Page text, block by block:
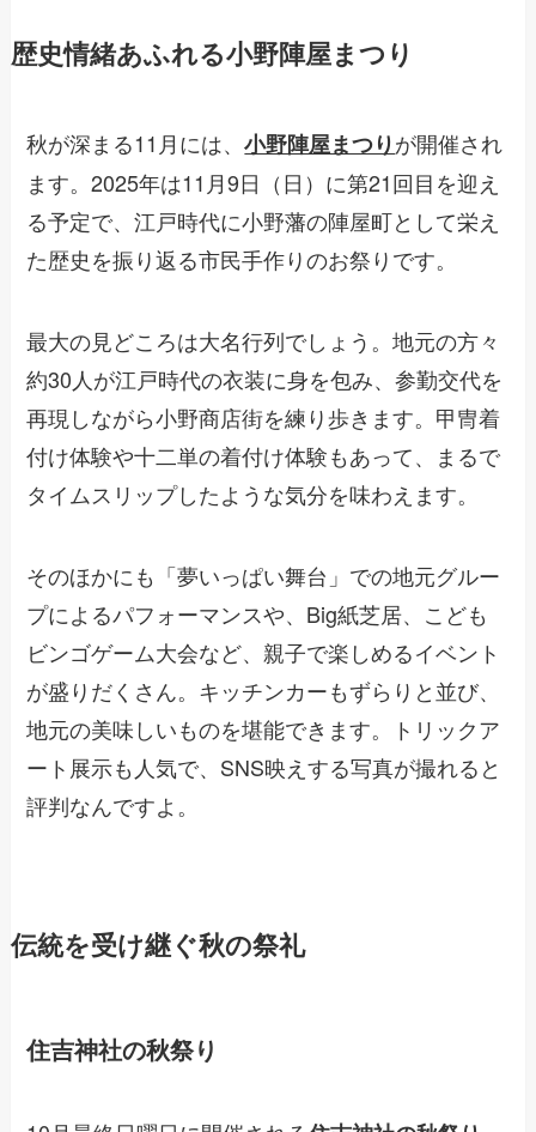
歴史情緒あふれる小野陣屋まつり
秋が深まる11月には、小野陣屋まつりが開催され
ます。2025年は11月9日（日）に第21回目を迎え
る予定で、江戸時代に小野藩の陣屋町として栄え
た歴史を振り返る市民手作りのお祭りです。
最大の見どころは大名行列でしょう。地元の方々
約30人が江戸時代の衣装に身を包み、参勤交代を
再現しながら小野商店街を練り歩きます。甲冑着
付け体験や十二単の着付け体験もあって、まるで
タイムスリップしたような気分を味わえます。
そのほかにも「夢いっぱい舞台」での地元グルー
プによるパフォーマンスや、Big紙芝居、こども
ビンゴゲーム大会など、親子で楽しめるイベント
が盛りだくさん。キッチンカーもずらりと並び、
地元の美味しいものを堪能できます。トリックア
ート展示も人気で、SNS映えする写真が撮れると
評判なんですよ。
伝統を受け継ぐ秋の祭礼
住吉神社の秋祭り